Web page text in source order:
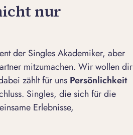
nur
der Singles Akademiker, aber
mitzumachen. Wir wollen dir
zählt für uns Persönlichkeit
Singles, die sich für die
Erlebnisse,